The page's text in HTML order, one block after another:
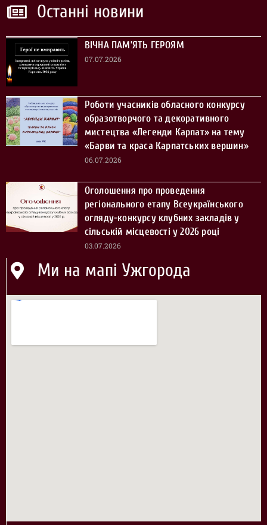
Останні новини
ВІЧНА ПАМ’ЯТЬ ГЕРОЯМ
07.07.2026
Роботи учасників обласного конкурсу
образотворчого та декоративного
мистецтва «Легенди Карпат» на тему
«Барви та краса Карпатських вершин»
06.07.2026
Оголошення про проведення
регіонального етапу Всеукраїнського
огляду-конкурсу клубних закладів у
сільській місцевості у 2026 році
03.07.2026
Ми на мапі Ужгорода